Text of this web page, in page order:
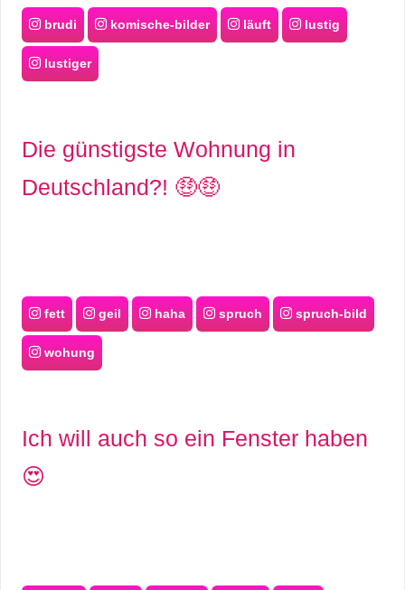
brudi komische-bilder läuft lustig
lustiger
Die günstigste Wohnung in
Deutschland?! 🤑🤑
fett geil haha spruch spruch-bild
wohung
Ich will auch so ein Fenster haben
😍